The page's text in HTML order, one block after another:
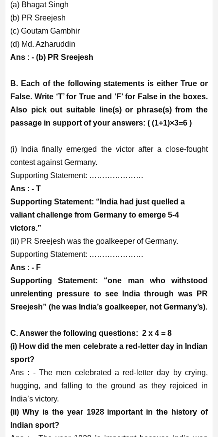
(a) Bhagat Singh
(b) PR Sreejesh
(c) Goutam Gambhir
(d) Md. Azharuddin
Ans : - (b) PR Sreejesh
B. Each of the following statements is either True or
False. Write ‘T’ for True and ‘F’ for False in the boxes.
Also pick out suitable line(s) or phrase(s) from the
passage in support of your answers: ( (1+1)×3=6 )
(i) India finally emerged the victor after a close-fought
contest against Germany.
Supporting Statement: …………………
Ans : - T
Supporting Statement: “India had just quelled a
valiant challenge from Germany to emerge 5-4
victors.”
(ii) PR Sreejesh was the goalkeeper of Germany.
Supporting Statement: …………………
Ans : - F
Supporting Statement: “one man who withstood
unrelenting pressure to see India through was PR
Sreejesh” (he was India’s goalkeeper, not Germany’s).
C. Answer the following questions: 2 x 4 = 8
(i) How did the men celebrate a red-letter day in Indian
sport?
Ans : - The men celebrated a red-letter day by crying,
hugging, and falling to the ground as they rejoiced in
India’s victory.
(ii) Why is the year 1928 important in the history of
Indian sport?